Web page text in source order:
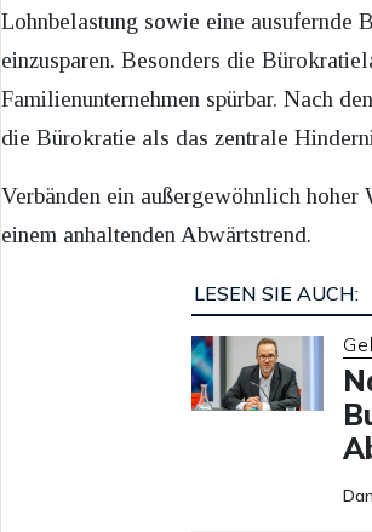
Lohnbelastung sowie eine
einzusparen. Besonders die
Familienunternehmen spürbar. Nach
die Bürokratie als das zentrale
Verbänden ein außergewöhnlich
einem anhaltenden Abwärtstrend.
LESEN SIE AUCH: